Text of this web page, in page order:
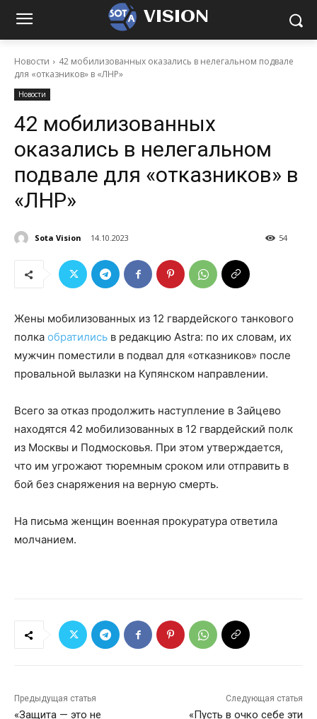
VISION
Новости
42 мобилизованных оказались в нелегальном подвале
для «отказников» в «ЛНР»
Новости
42 мобилизованных
оказались в нелегальном
подвале для «отказников» в
«ЛНР»
Sota Vision 14.10.2023 54
Жены мобилизованных из 12 гвардейского танкового
полка обратились в редакцию Astra: по их словам, их
мужчин поместили в подвал для «отказников» после
провальной вылазки на Купянском направлении.
Всего за отказ продолжить наступление в Зайцево
находятся 42 мобилизованных в 12 гвардейский полк
из Москвы и Подмосковья. При этом утверждается,
что им угрожают тюремным сроком или отправить в
бой без снаряжения на верную смерть.
На письма женщин военная прокуратура ответила
молчанием.
Предыдущая статья
«Защита — это не
Следующая статья
«Пусть в очко себе эти